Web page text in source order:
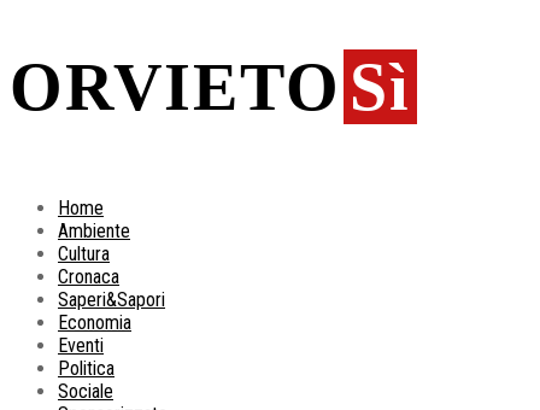
ORVIETO Sì
Home
Ambiente
Cultura
Cronaca
Saperi&Sapori
Economia
Eventi
Politica
Sociale